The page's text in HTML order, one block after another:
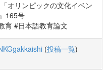
オリンピックの文化イベン
165号
育 #日本語教育論文
(投稿一覧)